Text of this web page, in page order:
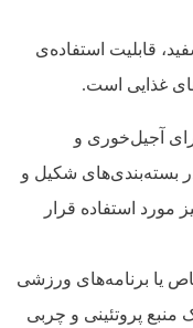
قابلیت استفاده‌ی
غذایی است.
آجیل‌خوری و
بسته‌بندی‌های شکیل و
مورد استفاده قرار
یا برنامه‌های ورزشی
منبع پروتئینی و چربی